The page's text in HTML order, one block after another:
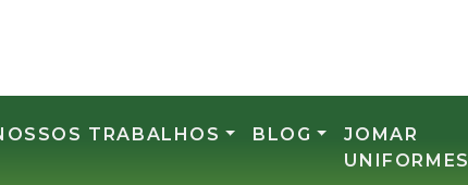
TRABALHOS BLOG
JOMAR
UNIFORMES